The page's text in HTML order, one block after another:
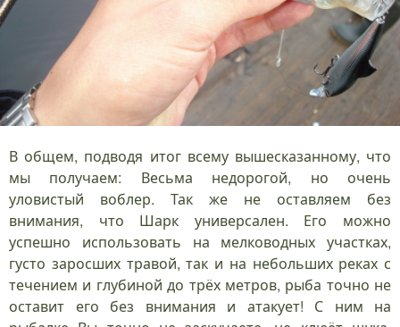
В общем, подводя итог всему вышесказанному, что
мы получаем: Весьма недорогой, но очень
уловистый воблер. Так же не оставляем без
внимания, что Шарк универсален. Его можно
успешно использовать на мелководных участках,
густо заросших травой, так и на небольших реках с
течением и глубиной до трёх метров, рыба точно не
оставит его без внимания и атакует! С ним на